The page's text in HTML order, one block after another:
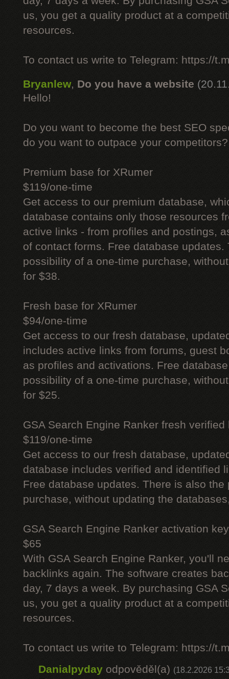
us, you get a quality product at a
resources.
To contact us write to Telegram: https://
Bryanlew, Do you have a website
Hello!
Do you want to become the best SEO
do you want to outpace your competitors?
Premium base for XRumer
$119/one-time
Get access to our premium database,
database contains only those resources
active links - from profiles and postings,
of contact forms. Free database updates.
possibility of a one-time purchase,
for $38.
Fresh base for XRumer
$94/one-time
Get access to our fresh database,
includes active links from forums, guest
as profiles and activations. Free
possibility of a one-time purchase,
for $25.
GSA Search Engine Ranker fresh verified
$119/one-time
Get access to our fresh database,
database includes verified and identified
Free database updates. There is also
purchase, without updating the
GSA Search Engine Ranker activation key
$65
With GSA Search Engine Ranker, you'll
backlinks again. The software creates
day, 7 days a week. By purchasing GSA
us, you get a quality product at a
resources.
To contact us write to Telegram: https://
Danialpyday odpověděl(a) (18.2.2026